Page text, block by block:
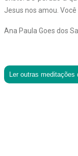
Jesus nos amou.
Ana Paula Goes dos
Ler outras meditações